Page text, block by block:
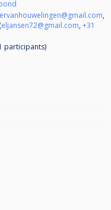
,
(eljansen72@gmail.com,+31
participants)